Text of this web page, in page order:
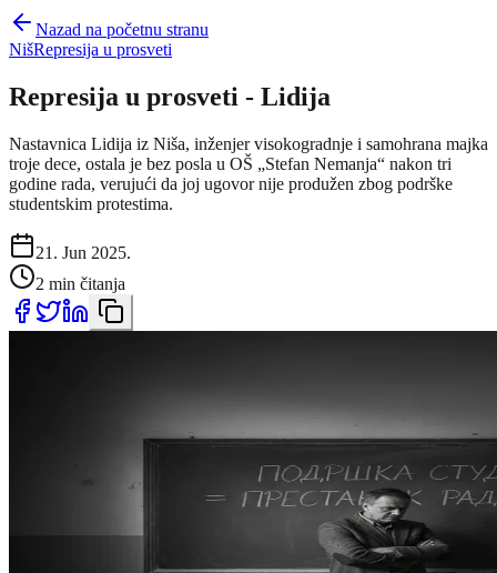
Nazad na početnu stranu
NišRepresija u prosveti
Represija u prosveti - Lidija
Nastavnica Lidija iz Niša, inženjer visokogradnje i samohrana majka
troje dece, ostala je bez posla u OŠ „Stefan Nemanja“ nakon tri
godine rada, verujući da joj ugovor nije produžen zbog podrške
studentskim protestima.
21. Jun 2025.
2 min čitanja